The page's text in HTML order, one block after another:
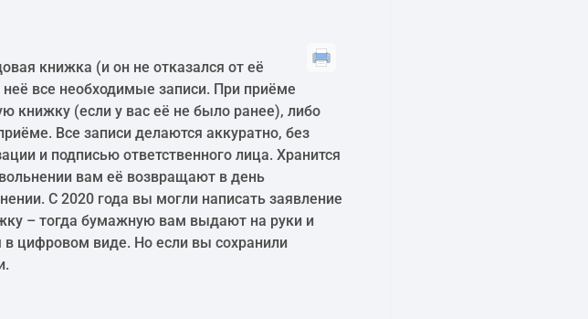
книжка (и он не отказался от её
все необходимые записи. При приёме
книжку (если у вас её не было ранее), либо
Все записи делаются аккуратно, без
и подписью ответственного лица. Хранится
вам её возвращают в день
С 2020 года вы могли написать заявление
– тогда бумажную вам выдают на руки и
в цифровом виде. Но если вы сохранили